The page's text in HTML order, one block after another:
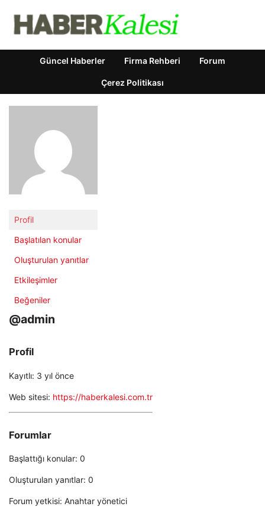
Güncel Haberler Firma Rehberi Forum
Çerez Politikası
Profil
Başlatılan konular
Oluşturulan yanıtlar
Etkileşimler
Beğeniler
@admin
Profil
Kayıtlı: 3 yıl önce
Web sitesi: https://haberkalesi.com.tr
Forumlar
Başlattığı konular: 0
Oluşturulan yanıtlar: 0
Forum yetkisi: Anahtar yönetici